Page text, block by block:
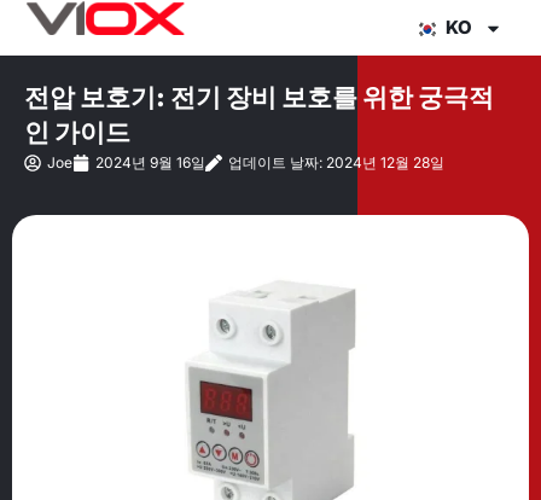
기
KO
전압 보호기: 전기 장비 보호를 위한 궁극적
인 가이드
Joe 2024년 9월 16일 업데이트 날짜: 2024년 12월 28일